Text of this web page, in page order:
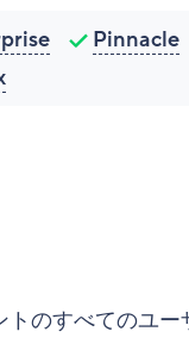
Pinnacle
トのすべてのユー